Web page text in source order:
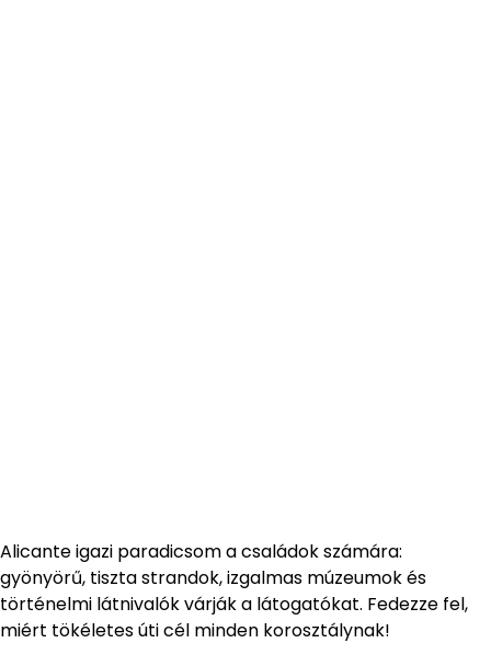
Alicante igazi paradicsom a családok számára:
gyönyörű, tiszta strandok, izgalmas múzeumok és
történelmi látnivalók várják a látogatókat. Fedezze fel,
miért tökéletes úti cél minden korosztálynak!